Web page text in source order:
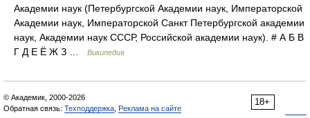
Академии наук (Петербургской Академии наук, Императорской
Академии наук, Императорской Санкт Петербургской академии
наук, Академии наук СССР, Российской академии наук). # А Б В
Г Д Е Ё Ж З …
Википедия
18+
© Академик, 2000-2026
Обратная связь: Техподдержка Реклама на сайте